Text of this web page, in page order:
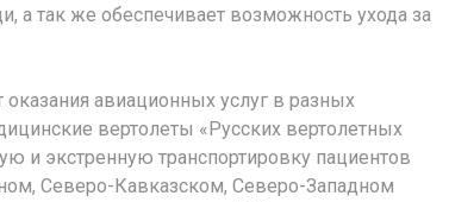
а так же обеспечивает возможность ухода за
авиационных услуг в разных
вертолеты «Русских вертолетных
и экстренную транспортировку пациентов
Северо-Кавказском, Северо-Западном